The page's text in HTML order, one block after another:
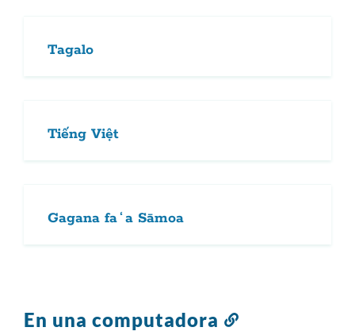
Tagalo
Tiếng Việt
Gagana faʻa Sāmoa
En una computadora